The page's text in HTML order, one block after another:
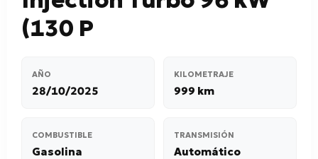
(130 P
AÑO
28/10/2025
KILOMETRAJE
999 km
COMBUSTIBLE
Gasolina
TRANSMISIÓN
Automático